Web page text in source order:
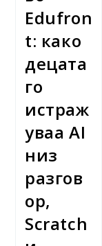
Edufron
t: како
децата
го
истраж
уваа AI
низ
разгов
ор,
Scratch